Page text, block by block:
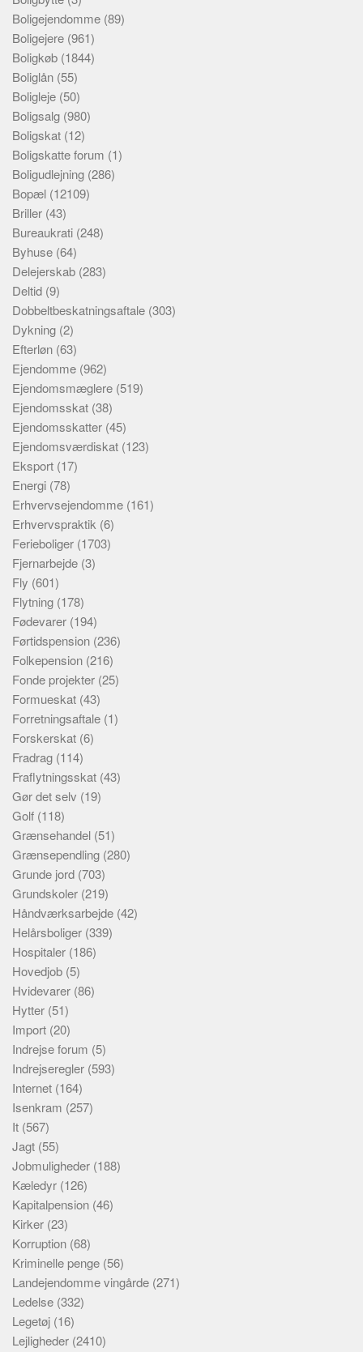
Boligejendomme (89)
Boligejere (961)
Boligkøb (1844)
Boliglån (55)
Boligleje (50)
Boligsalg (980)
Boligskat (12)
Boligskatte forum (1)
Boligudlejning (286)
Bopæl (12109)
Briller (43)
Bureaukrati (248)
Byhuse (64)
Delejerskab (283)
Deltid (9)
Dobbeltbeskatningsaftale (303)
Dykning (2)
Efterløn (63)
Ejendomme (962)
Ejendomsmæglere (519)
Ejendomsskat (38)
Ejendomsskatter (45)
Ejendomsværdiskat (123)
Eksport (17)
Energi (78)
Erhvervsejendomme (161)
Erhvervspraktik (6)
Ferieboliger (1703)
Fjernarbejde (3)
Fly (601)
Flytning (178)
Fødevarer (194)
Førtidspension (236)
Folkepension (216)
Fonde projekter (25)
Formueskat (43)
Forretningsaftale (1)
Forskerskat (6)
Fradrag (114)
Fraflytningsskat (43)
Gør det selv (19)
Golf (118)
Grænsehandel (51)
Grænsependling (280)
Grunde jord (703)
Grundskoler (219)
Håndværksarbejde (42)
Helårsboliger (339)
Hospitaler (186)
Hovedjob (5)
Hvidevarer (86)
Hytter (51)
Import (20)
Indrejse forum (5)
Indrejseregler (593)
Internet (164)
Isenkram (257)
It (567)
Jagt (55)
Jobmuligheder (188)
Kæledyr (126)
Kapitalpension (46)
Kirker (23)
Korruption (68)
Kriminelle penge (56)
Landejendomme vingårde (271)
Ledelse (332)
Legetøj (16)
Lejligheder (2410)